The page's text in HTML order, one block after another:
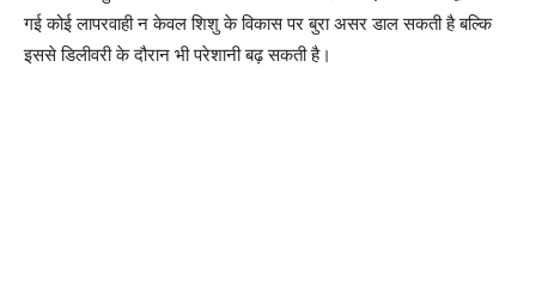
गई कोई लापरवाही न केवल शिशु के विकास पर बुरा असर डाल सकती है बल्कि
इससे डिलीवरी के दौरान भी परेशानी बढ़ सकती है।